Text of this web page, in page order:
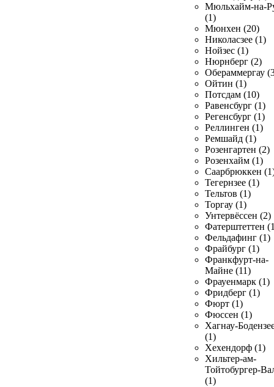
Мюльхайм-на-
(1)
Мюнхен (20)
Николасзее (1)
Нойзес (1)
Нюрнберг (2)
Обераммергау
Ойтин (1)
Потсдам (10)
Равенсбург (1)
Регенсбург (1)
Реллинген (1)
Ремшайд (1)
Розенгартен (2)
Розенхайм (1)
Саарбрюккен
Тегернзее (1)
Тельтов (1)
Торгау (1)
Унтервёссен (2)
Фатерштеттен
Фельдафинг (1)
Фрайбург (1)
Франкфурт-на-
Майне (11)
Фрауенмарк (1)
Фридберг (1)
Фюрт (1)
Фюссен (1)
Хагнау-
(1)
Хехендорф (1)
Хильтер-ам-
Тойтобургер-
(1)